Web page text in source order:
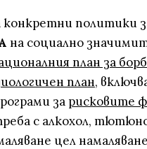
конкретни политики
на социално
план за
план,
за рисковите
с алкохол,
цел